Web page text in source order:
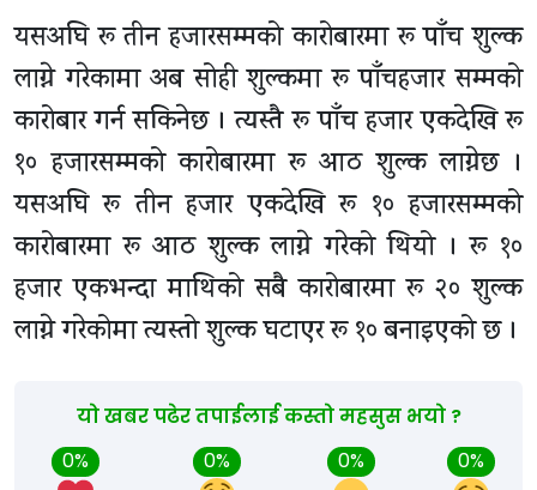
यसअघि रू तीन हजारसम्मको कारोबारमा रू पाँच शुल्क
लाग्ने गरेकामा अब सोही शुल्कमा रू पाँचहजार सम्मको
कारोबार गर्न सकिनेछ । त्यस्तै रू पाँच हजार एकदेखि रू
१० हजारसम्मको कारोबारमा रू आठ शुल्क लाग्नेछ ।
यसअघि रू तीन हजार एकदेखि रू १० हजारसम्मको
कारोबारमा रू आठ शुल्क लाग्ने गरेको थियो । रू १०
हजार एकभन्दा माथिको सबै कारोबारमा रू २० शुल्क
लाग्ने गरेकोमा त्यस्तो शुल्क घटाएर रू १० बनाइएको छ ।
यो खबर पढेर तपाईलाई कस्तो महसुस भयो ?
0%
0% 0% 0%